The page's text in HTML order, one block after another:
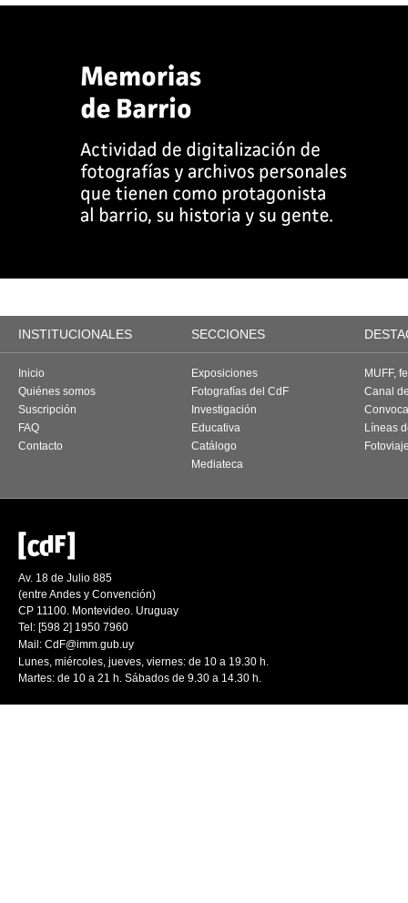
INSTITUCIONALES SECCIONES
Inicio
Quiénes somos
Suscripción
FAQ
Contacto
Exposiciones
Fotografías del CdF
Investigación
Educativa
Catálogo
Mediateca
MUFF,
Canal
Líneas
Av. 18 de Julio 885
(entre Andes y Convención)
CP 11100. Montevideo. Uruguay
Tel: [598 2] 1950 7960
Mail: CdF@imm.gub.uy
Lunes, miércoles, jueves, viernes: de 10 a 19.30 h.
Martes: de 10 a 21 h. Sábados de 9.30 a 14.30 h.